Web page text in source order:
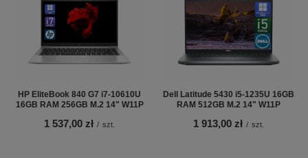
HP EliteBook 840 G7 i7-10610U
16GB RAM 256GB M.2 14" W11P
1 537,00 zł / szt.
Dell Latitude 5430 i5-1235U 16GB
RAM 512GB M.2 14" W11P
1 913,00 zł / szt.